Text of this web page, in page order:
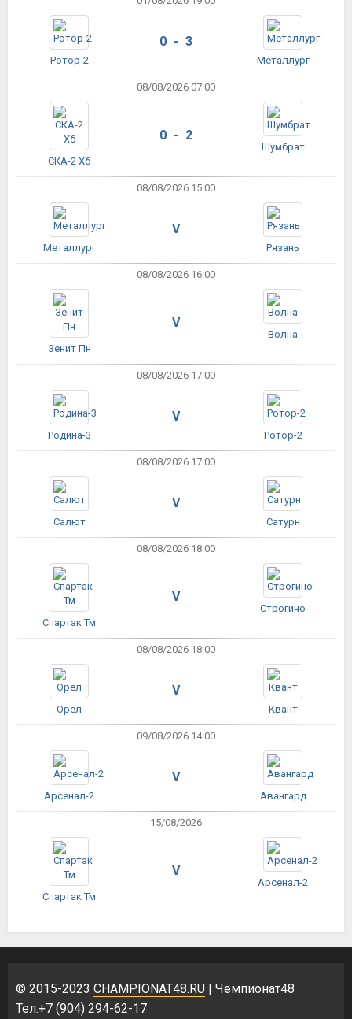
Ротор-2
0 - 3
Металлург
08/08/2026 07:00
СКА-2 Хб
0 - 2
Шумбрат
08/08/2026 15:00
Металлург
V
Рязань
08/08/2026 16:00
Зенит Пн
V
Волна
08/08/2026 17:00
Родина-3
V
Ротор-2
08/08/2026 17:00
Салют
V
Сатурн
08/08/2026 18:00
Спартак Тм
V
Строгино
08/08/2026 18:00
Орёл
V
Квант
09/08/2026 14:00
Арсенал-2
V
Авангард
15/08/2026
Спартак Тм
V
Арсенал-2
© 2015-2023 CHAMPIONAT48.RU | Чемпионат48
Тел.+7 (904) 294-62-17